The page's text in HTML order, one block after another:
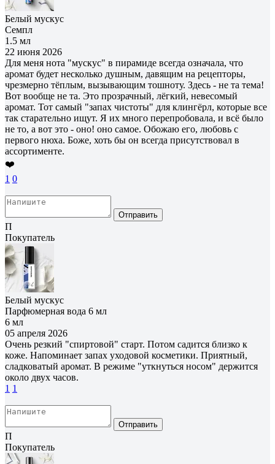
Белый мускус
Семпл
1.5 мл
22 июня 2026
Для меня нота "мускус" в пирамиде всегда означала, что
аромат будет несколько душным, давящим на рецепторы,
чрезмерно тёплым, вызывающим тошноту. Здесь - не та тема!
Вот вообще не та. Это прозрачный, лёгкий, невесомый
аромат. Тот самый "запах чистоты" для клингёрл, которые все
так старательно ищут. Я их много перепробовала, и всё было
не то, а вот это - оно! оно самое. Обожаю его, любовь с
первого нюха. Боже, хоть бы он всегда присутствовал в
ассортименте.
❤️
1 0
Отправить
П
Покупатель
Белый мускус
Парфюмерная вода 6 мл
6 мл
05 апреля 2026
Очень резкий "спиртовой" старт. Потом садится близко к
коже. Напоминает запах уходовой косметики. Приятный,
сладковатый аромат. В режиме "уткнуться носом" держится
около двух часов.
1 1
Отправить
П
Покупатель